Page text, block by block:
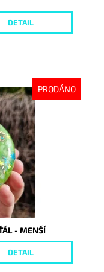
DETAIL
PRODÁNO
- MENŠÍ
DETAIL